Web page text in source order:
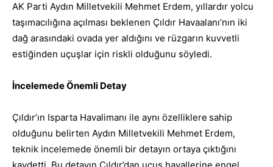
AK Parti Aydın Milletvekili Mehmet Erdem, yıllardır yolcu
taşımacılığına açılması beklenen Çıldır Havaalanı’nın iki
dağ arasındaki ovada yer aldığını ve rüzgarın kuvvetli
estiğinden uçuşlar için riskli olduğunu söyledi.
İncelemede Önemli Detay
Çıldır’ın Isparta Havalimanı ile aynı özelliklere sahip
olduğunu belirten Aydın Milletvekili Mehmet Erdem,
teknik incelemede önemli bir detayın ortaya çıktığını